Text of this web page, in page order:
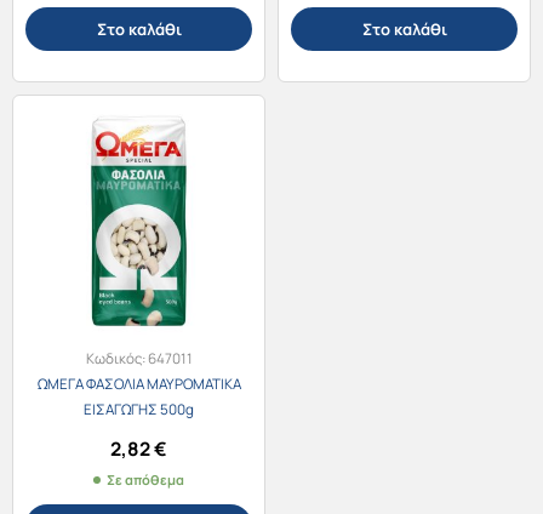
Στο καλάθι Στο καλάθι
Κωδικός:647011
ΩΜΕΓΑ ΦΑΣΟΛΙΑ ΜΑΥΡΟΜΑΤΙΚΑ
ΕΙΣΑΓΩΓΗΣ 500g
2,82€
Σε απόθεμα